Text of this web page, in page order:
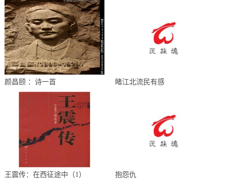
颜昌颐 ：诗一首 睹江北流民有感
王震传：在西征途中（1） 抱怨仇